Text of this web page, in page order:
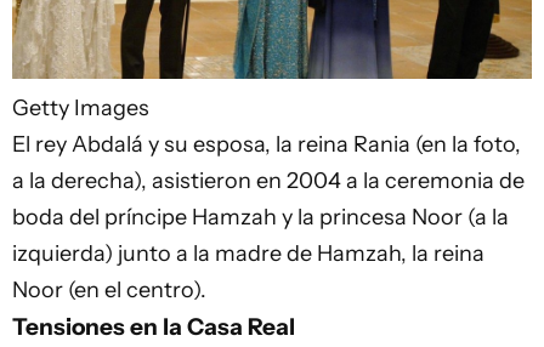
Getty Images
El rey Abdalá y su esposa, la reina Rania (en la foto,
a la derecha), asistieron en 2004 a la ceremonia de
boda del príncipe Hamzah y la princesa Noor (a la
izquierda) junto a la madre de Hamzah, la reina
Noor (en el centro).
Tensiones en la Casa Real